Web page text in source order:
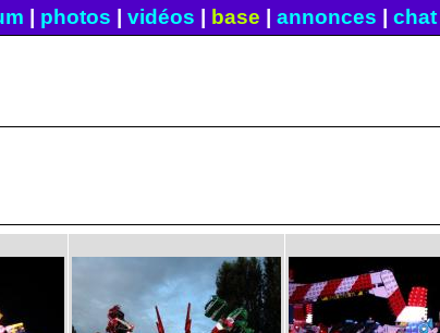
photos vidéos base annonces chat|